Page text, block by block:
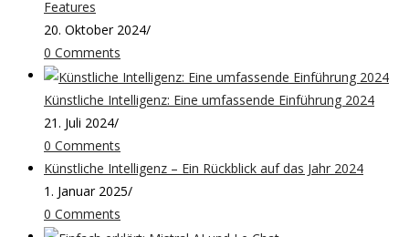
Features
20. Oktober 2024/
0 Comments
Künstliche Intelligenz: Eine umfassende Einführung 2024
21. Juli 2024/
0 Comments
Künstliche Intelligenz – Ein Rückblick auf das Jahr 2024
1. Januar 2025/
0 Comments